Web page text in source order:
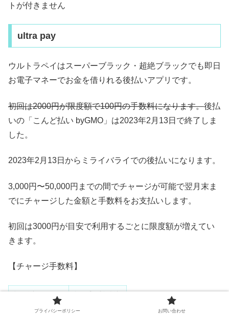
トが付きません
ultra pay
ウルトラペイはスーパーブラック・超絶ブラックでも即日
お電子マネーでお金を借りれる後払いアプリです。
初回は2000円が限度額で100円の手数料になります。後払
いの「こんど払い byGMO」は2023年2月13日で終了しま
した。
2023年2月13日からミライバライでの後払いになります。
3,000円〜50,000円までの間でチャージが可能で翌月末ま
でにチャージした金額と手数料をお支払いします。
初回は3000円が目安で利用するごとに限度額が増えてい
きます。
【チャージ手数料】
3,000～10,000円 450円
プライバシーポリシー お問い合わせ